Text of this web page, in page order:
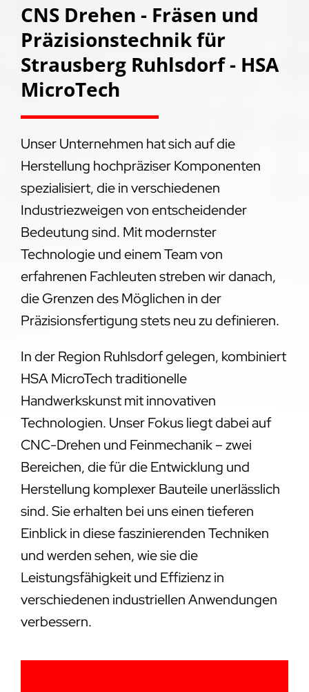
CNS Drehen - Fräsen und
Präzisionstechnik für
Strausberg Ruhlsdorf - HSA
MicroTech
Unser Unternehmen hat sich auf die
Herstellung hochpräziser Komponenten
spezialisiert, die in verschiedenen
Industriezweigen von entscheidender
Bedeutung sind. Mit modernster
Technologie und einem Team von
erfahrenen Fachleuten streben wir danach,
die Grenzen des Möglichen in der
Präzisionsfertigung stets neu zu definieren.
In der Region Ruhlsdorf gelegen, kombiniert
HSA MicroTech traditionelle
Handwerkskunst mit innovativen
Technologien. Unser Fokus liegt dabei auf
CNC-Drehen und Feinmechanik – zwei
Bereichen, die für die Entwicklung und
Herstellung komplexer Bauteile unerlässlich
sind. Sie erhalten bei uns einen tieferen
Einblick in diese faszinierenden Techniken
und werden sehen, wie sie die
Leistungsfähigkeit und Effizienz in
verschiedenen industriellen Anwendungen
verbessern.